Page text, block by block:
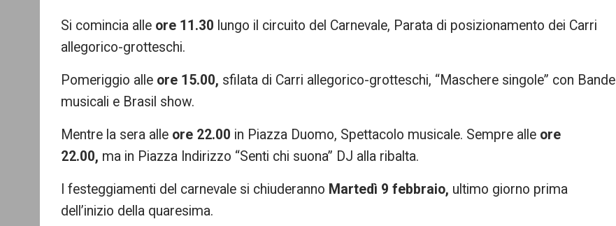
Si comincia alle ore 11.30 lungo il circuito del Carnevale, Parata di posizionamento dei Carri
allegorico-grotteschi.
Pomeriggio alle ore 15.00, sfilata di Carri allegorico-grotteschi, “Maschere singole” con Bande
musicali e Brasil show.
Mentre la sera alle ore 22.00 in Piazza Duomo, Spettacolo musicale. Sempre alle ore
22.00, ma in Piazza Indirizzo “Senti chi suona” DJ alla ribalta.
I festeggiamenti del carnevale si chiuderanno Martedì 9 febbraio, ultimo giorno prima
dell’inizio della quaresima.